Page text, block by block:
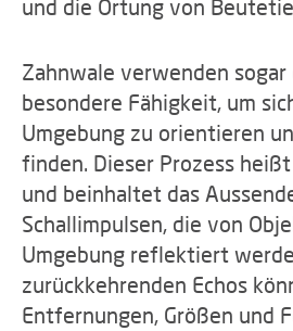
und die Ortung von
Zahnwale verwenden sogar
besondere Fähigkeit, um
Umgebung zu orientieren
finden. Dieser Prozess
und beinhaltet das
Schallimpulsen, die von
Umgebung reflektiert
zurückkehrenden Echos
Entfernungen, Größen und